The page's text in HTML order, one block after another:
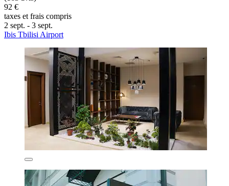
92 €
taxes et frais compris
2 sept. - 3 sept.
Ibis Tbilisi Airport